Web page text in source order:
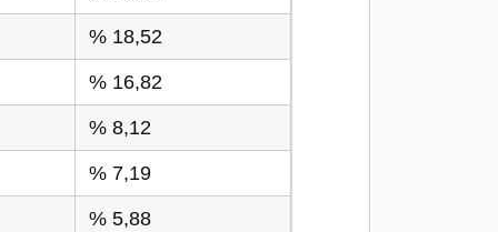
% 18,52
% 16,82
% 8,12
% 7,19
% 5,88